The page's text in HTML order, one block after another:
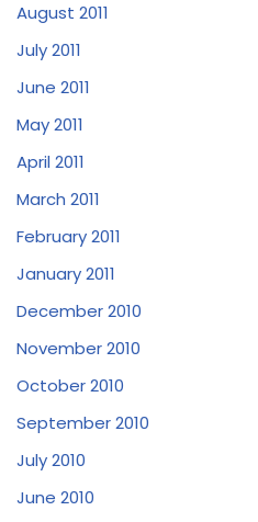
August 2011
July 2011
June 2011
May 2011
April 2011
March 2011
February 2011
January 2011
December 2010
November 2010
October 2010
September 2010
July 2010
June 2010